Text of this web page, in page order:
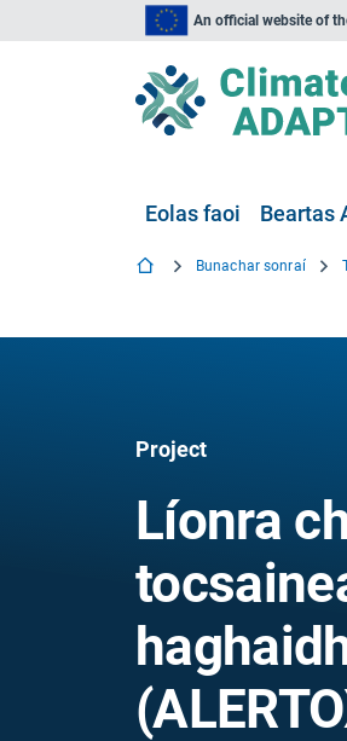
An official website of
Eolas faoi Beartas
Bunachar sonraí
Project
Líonra